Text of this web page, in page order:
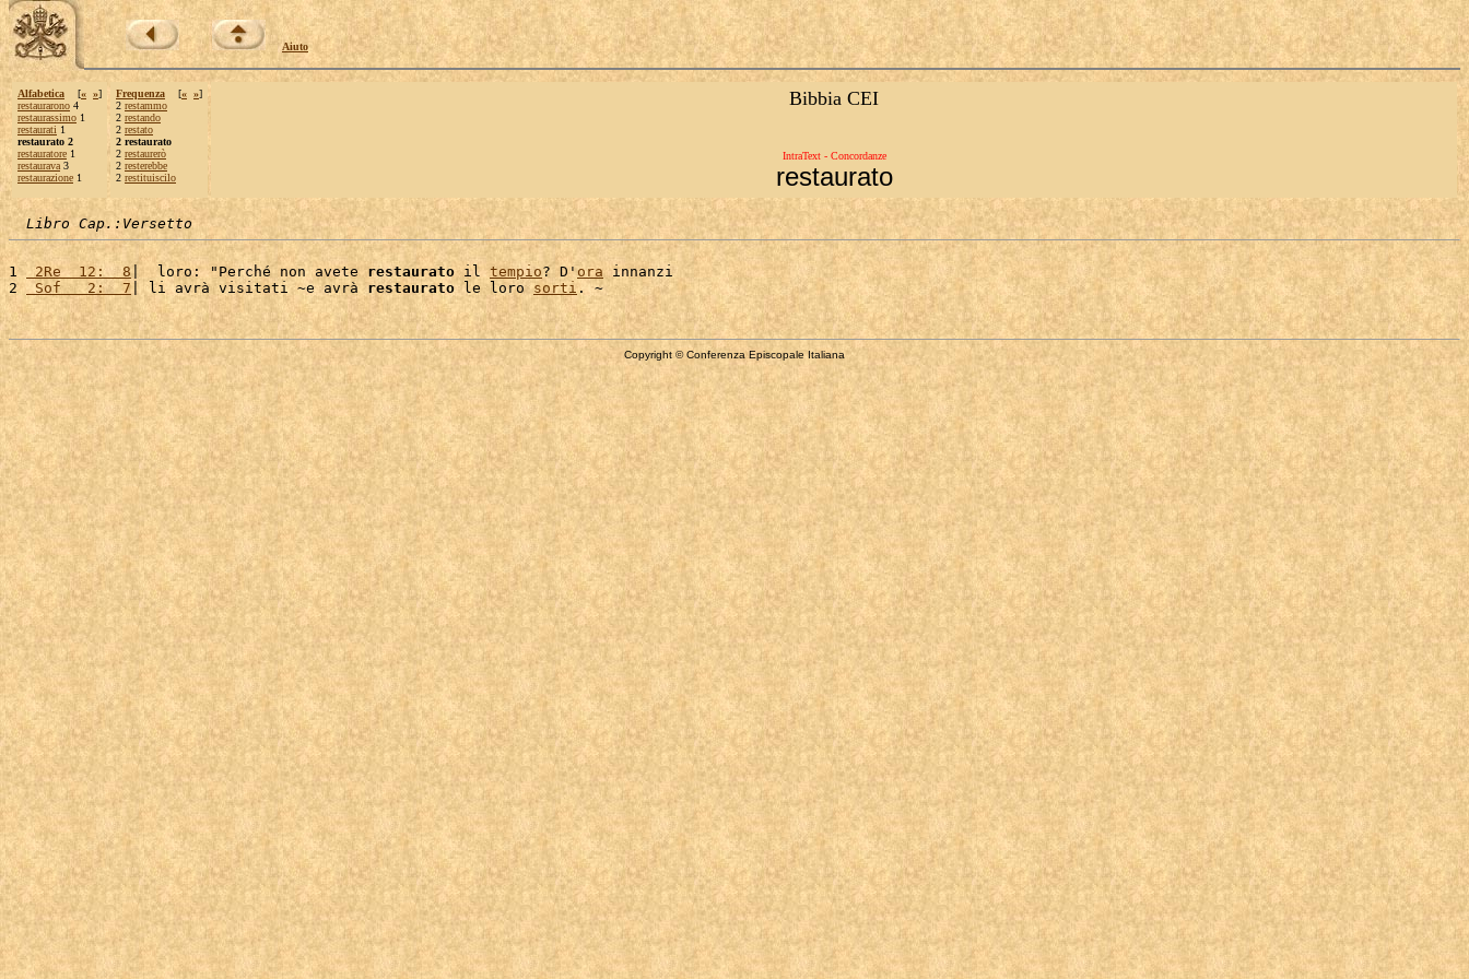
Aiuto
Alfabetica [« »]
restaurarono 4
restaurassimo 1
restaurati 1
restaurato 2
restauratore 1
restaurava 3
restaurazione 1
Frequenza [« »]
2 restammo
2 restando
2 restato
2 restaurato
2 restaurerò
2 resterebbe
2 restituiscilo
Bibbia CEI
IntraText - Concordanze
restaurato
Libro Cap.:Versetto
1 2Re  12:  8|  loro: "Perché non avete restaurato il tempio? D'ora innanzi
2
Sof   2:  7 | li avrà visitati ~e avrà restaurato le loro sorti
Copyright © Conferenza Episcopale Italiana